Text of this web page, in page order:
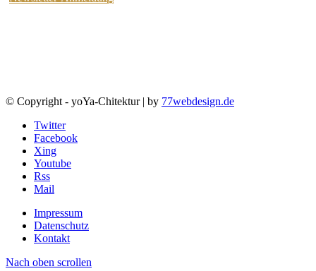
© Copyright - yoYa-Chitektur | by 77webdesign.de
Twitter
Facebook
Xing
Youtube
Rss
Mail
Impressum
Datenschutz
Kontakt
Nach oben scrollen